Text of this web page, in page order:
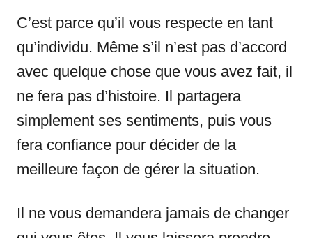
C’est parce qu’il vous respecte en tant
qu’individu. Même s’il n’est pas d’accord
avec quelque chose que vous avez fait, il
ne fera pas d’histoire. Il partagera
simplement ses sentiments, puis vous
fera confiance pour décider de la
meilleure façon de gérer la situation.
Il ne vous demandera jamais de changer